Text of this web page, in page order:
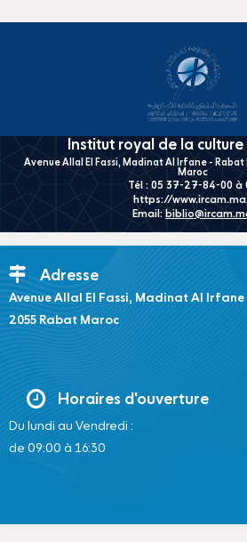
Institut royal de la
Avenue Allal El Fassi, Madinat Al Irfane - Rabat
Maroc
Tél : 05 37-27-84-00 à
https://
Email:
Adresse
Avenue Allal El Fassi, Madinat Al
2055 Rabat Maroc
Horaires d'ouverture
Du lundi au Vendredi :
de 09:00 à 16:30